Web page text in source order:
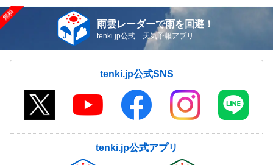
雨雲レーダーで雨を回避！
tenki.jp公式 天気予報アプリ
tenki.jp公式SNS
tenki.jp公式アプリ